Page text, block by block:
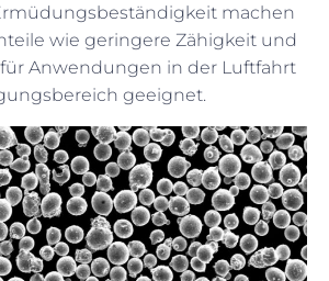
machen
wie geringere Zähigkeit und
Anwendungen in der Luftfahrt
geeignet.